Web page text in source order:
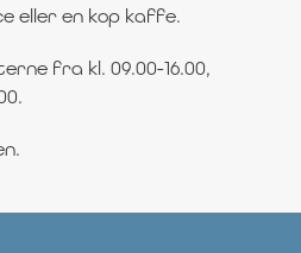
eller en kop kaffe.
fra kl. 09.00-16.00,